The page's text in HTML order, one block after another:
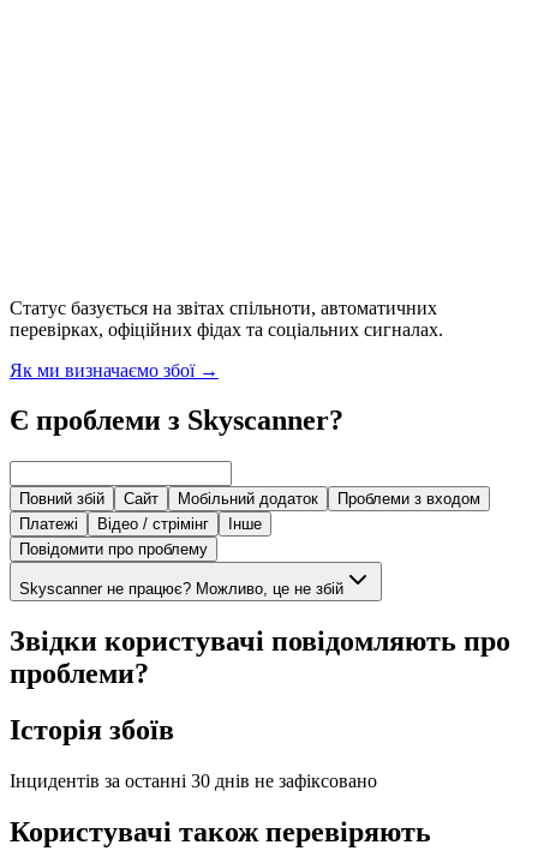
Статус базується на звітах спільноти, автоматичних
перевірках, офіційних фідах та соціальних сигналах.
Як ми визначаємо збої→
Є проблеми з Skyscanner?
Повний збій Сайт Мобільний додаток
Проблеми з входом
Платежі
Відео / стрімінг
Інше
Повідомити про проблему
Skyscanner не працює? Можливо, це не збій
Звідки користувачі повідомляють про
проблеми?
Історія збоїв
Інцидентів за останні 30 днів не зафіксовано
Користувачі також перевіряють